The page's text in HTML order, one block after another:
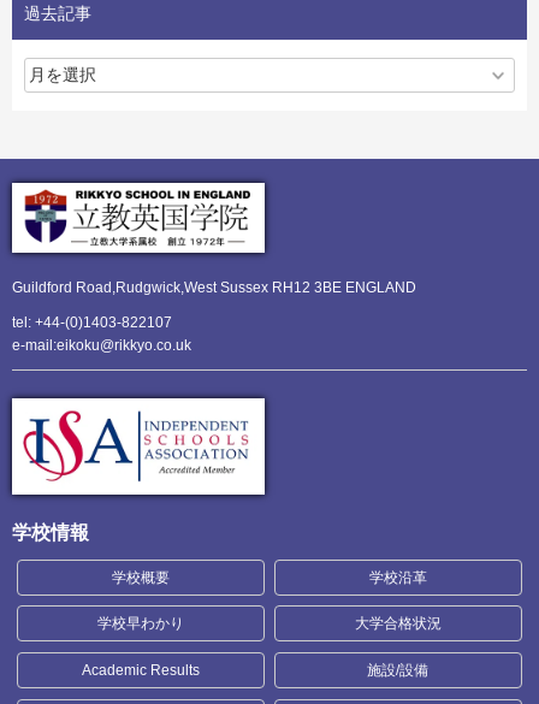
過去記事
Guildford Road,Rudgwick,West Sussex RH12 3BE ENGLAND
tel: +44-(0)1403-822107
e-mail:eikoku@rikkyo.co.uk
学校情報
学校概要 学校沿革
学校早わかり 大学合格状況
Academic Results 施設/設備